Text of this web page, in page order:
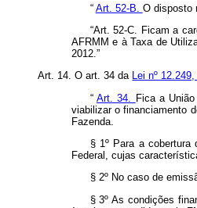
“ Art. 52-B. O disposto
“Art. 52-C. Ficam a
AFRMM e à Taxa de
2012.”
Art. 14. O art. 34 da Lei nº
“ Art. 34. Fica a
viabilizar o financiamento
Fazenda.
§ 1º Para a
Federal, cujas
§ 2º No caso de
§ 3º As condições